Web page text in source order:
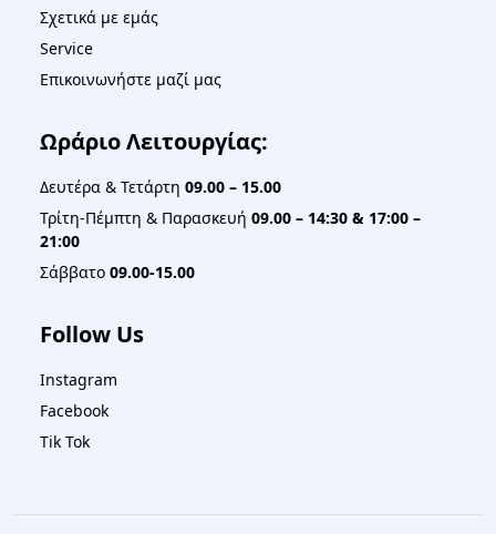
Σχετικά με εμάς
Service
Επικοινωνήστε μαζί μας
Ωράριο Λειτουργίας:
Δευτέρα & Τετάρτη 09.00 – 15.00
Τρίτη-Πέμπτη & Παρασκευή 09.00 – 14:30 & 17:00 –
21:00
Σάββατο 09.00-15.00
Follow Us
Instagram
Facebook
Tik Tok